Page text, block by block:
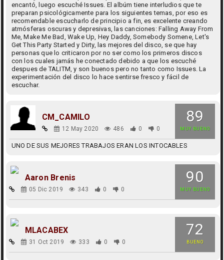
encantó, luego escuché Issues. El albúm tiene interludios que te
preparan psicológicamente para los siguientes temas, por eso es
recomendable escucharlo de principio a fin, es excelente creando
atmósferas oscuras y depresivas, las canciones: Falling Away From
Me, Make Me Bad, Wake Up, Hey Daddy, Somebody Somene, Let's
Get This Party Started y Dirty, las mejores del disco, se que hay
personas que lo criticaron por no ser como los primeros discos
con los cuales jamás he conectado debido a que los escuché
despues de TALITM, y son buenos pero no tanto como Issues. La
experimentación del disco lo hace sentirse fresco y fácil de
escuchar.
89
MUY BUENO
CM_CAMILO
12 May 2020 486 0 0
UNO DE SUS MEJORES TRABAJOS ERAN LOS INTOCABLES
90
MUY BUENO
Aaron Brenis
05 Dic 2019 343 0 0
72
BUENO
MLACABEX
31 Oct 2019 333 0 0